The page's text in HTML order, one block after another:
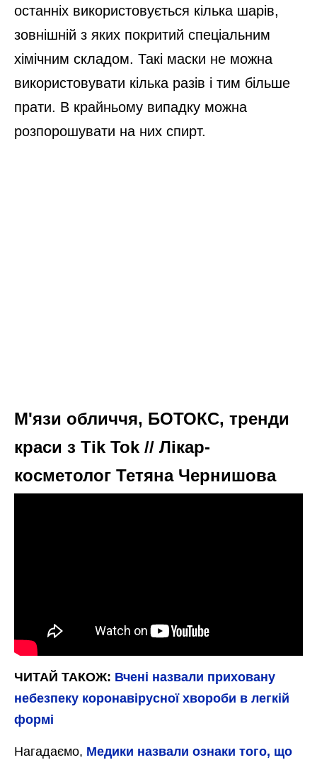
останніх використовується кілька шарів,
зовнішній з яких покритий спеціальним
хімічним складом. Такі маски не можна
використовувати кілька разів і тим більше
прати. В крайньому випадку можна
розпорошувати на них спирт.
М'язи обличчя, БОТОКС, тренди
краси з Tik Tok // Лікар-
косметолог Тетяна Чернишова
ЧИТАЙ ТАКОЖ: Вчені назвали приховану
небезпеку коронавірусної хвороби в легкій
формі
Нагадаємо, Медики назвали ознаки того, що